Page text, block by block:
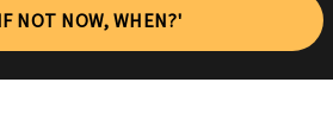
NOT NOW, WHEN?'